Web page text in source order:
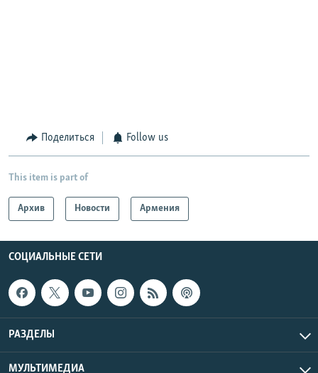
Поделиться Follow us
This item is part of
Архив Новости Армения
СОЦИАЛЬНЫЕ СЕТИ
РАЗДЕЛЫ
МУЛЬТИМЕДИА